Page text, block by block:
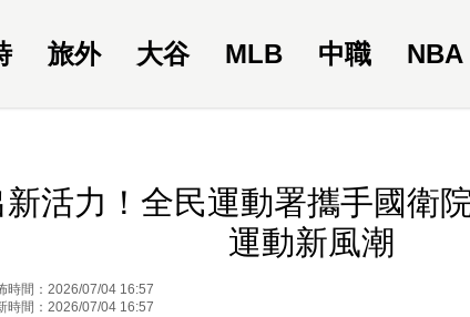
旅外 大谷 MLB 中職 NBA
活力！全民運動署攜手國衛
運動新風潮
時間：2026/07/04 16:57
時間：2026/07/04 16:57